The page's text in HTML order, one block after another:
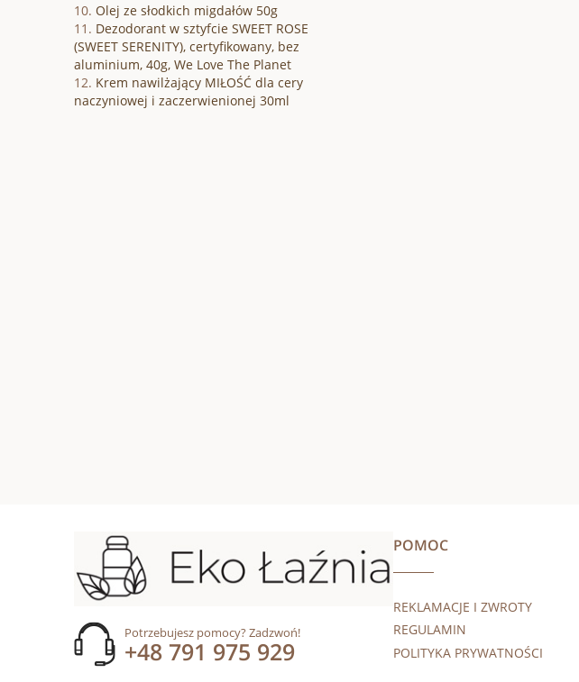
Olej ze słodkich migdałów 50g
Dezodorant w sztyfcie SWEET ROSE
(SWEET SERENITY), certyfikowany, bez
aluminium, 40g, We Love The Planet
Krem nawilżający MIŁOŚĆ dla cery
naczyniowej i zaczerwienionej 30ml
Potrzebujesz pomocy? Zadzwoń!
+48 791 975 929
POMOC
REKLAMACJE I ZWROTY
REGULAMIN
POLITYKA PRYWATNOŚCI